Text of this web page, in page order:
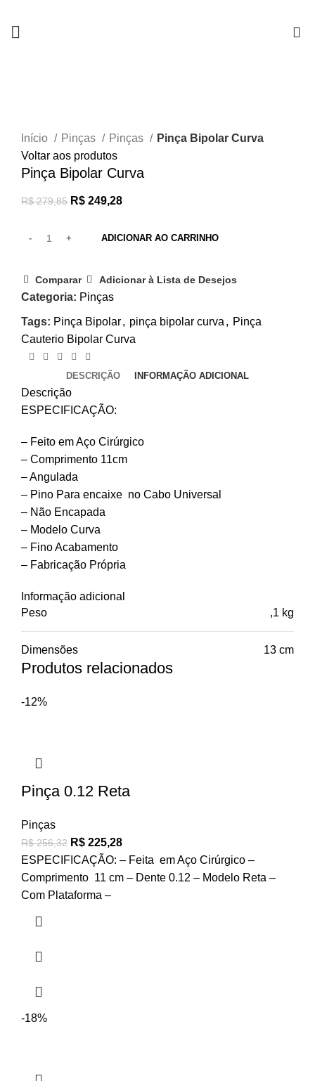
Início
Pinças Pinças
Pinça Bipolar Curva
Voltar aos produtos
Pinça Bipolar Curva
R$279,85 R$ 249,28
ADICIONAR AO CARRINHO
Comparar Adicionar à Lista de Desejos
Categoria: Pinças
Tags: Pinça Bipolar, pinça bipolar curva , Pinça
Cauterio Bipolar Curva
DESCRIÇÃO INFORMAÇÃO ADICIONAL
Descrição
ESPECIFICAÇÃO:
– Feito em Aço Cirúrgico
– Comprimento 11cm
– Angulada
– Pino Para encaixe no Cabo Universal
– Não Encapada
– Modelo Curva
– Fino Acabamento
– Fabricação Própria
Informação adicional
Peso
,1 kg
Dimensões 13 cm
Produtos relacionados
-12%
Pinça 0.12 Reta
Pinças
R$256,32 R$ 225,28
ESPECIFICAÇÃO: – Feita em Aço Cirúrgico –
Comprimento 11 cm – Dente 0.12 – Modelo Reta –
Com Plataforma –
-18%